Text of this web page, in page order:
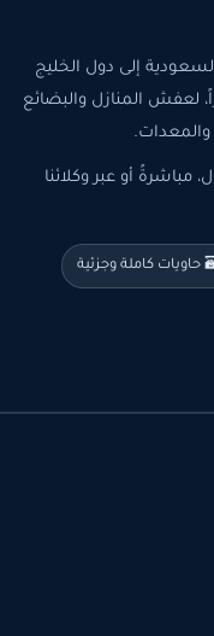
إلى دول الخليج
لعفش المنازل والبضائع
والمعدات.
مباشرةً أو عبر وكلائنا
حاويات كاملة وجزئية